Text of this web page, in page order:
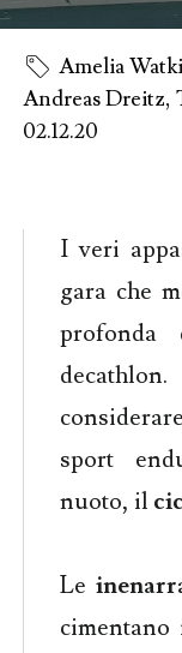
Amelia
Andreas Dreitz,
02.12.20
I veri
gara che
profonda
sport
nuoto, il
Le